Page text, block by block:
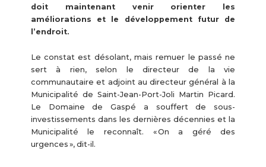
doit maintenant venir orienter les
améliorations et le développement futur de
l’endroit.
Le constat est désolant, mais remuer le passé ne
sert à rien, selon le directeur de la vie
communautaire et adjoint au directeur général à la
Municipalité de Saint-Jean-Port-Joli Martin Picard.
Le Domaine de Gaspé a souffert de sous-
investissements dans les dernières décennies et la
Municipalité le reconnaît. « On a géré des
urgences », dit-il.